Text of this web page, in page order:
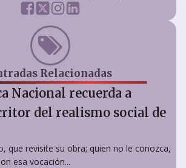
Relacionadas
Nacional recuerda a
del realismo social de
que revisite su obra; quien no le conozca,
esa vocación...